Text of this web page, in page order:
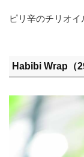
ピリ辛のチリオ
Habibi Wrap（